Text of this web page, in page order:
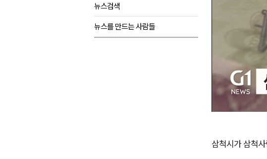
뉴스검색
뉴스를 만드는 사람들
삼척시가 삼척